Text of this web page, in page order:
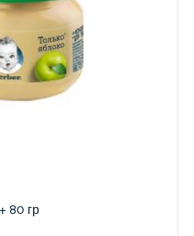
80 гр